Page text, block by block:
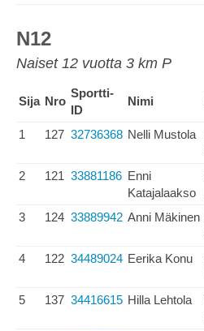
N12
Naiset 12 vuotta 3 km P
Sija Nro
Sportti-
ID
Nimi
1 127 32736368 Nelli Mustola
2 121 33881186 Enni
Katajalaakso
3 124 33889942 Anni Mäkinen
4 122 34489024 Eerika Konu
5 137 34416615 Hilla Lehtola